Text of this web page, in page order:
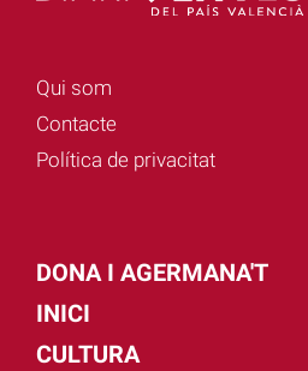
Qui som
Contacte
Política de privacitat
DONA I AGERMANA'T
INICI
CULTURA